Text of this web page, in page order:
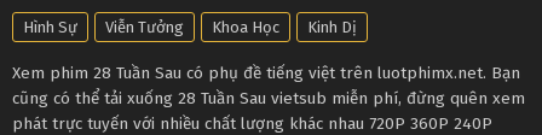
Hình Sự Viễn Tưởng Khoa Học Kinh Dị
Xem phim 28 Tuần Sau có phụ đề tiếng việt trên luotphimx.net. Bạn
cũng có thể tải xuống 28 Tuần Sau vietsub miễn phí, đừng quên xem
phát trực tuyến với nhiều chất lượng khác nhau 720P 360P 240P